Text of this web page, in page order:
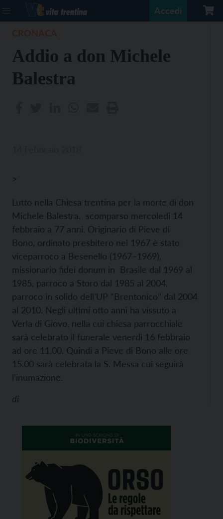
Accedi
Addio a don Michele
Balestra
>
Lutto nella Chiesa trentina per la morte di don
Michele Balestra, scomparso mercoledì 14
febbraio a 77 anni. Originario di Pieve di
Bono, ordinato presbitero nel 1967 è stato
viceparroco a Besenello (1967–1969),
missionario fidei donum in Brasile dal 1969 al
1985, parroco a Storo dal 1985 al 2004,
parroco in solido dell’UP “Brentonico” dal 2004
al 2010. Negli ultimi otto anni ha vissuto a
Verla di Giovo, nella cui chiesa parrocchiale
sarà celebrato il funerale venerdì 16 febbraio
ad ore 11.00. Quindi a Pieve di Bono alle ore
15.00 sarà celebrata la S. Messa cui seguirà
l’inumazione.
di